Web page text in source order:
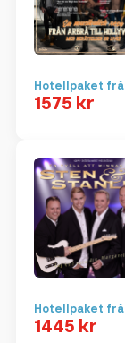
Hotellpaket
1575 kr
Hotellpaket
1445 kr